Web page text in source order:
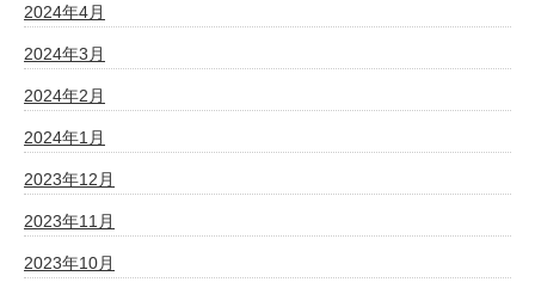
2024年4月
2024年3月
2024年2月
2024年1月
2023年12月
2023年11月
2023年10月